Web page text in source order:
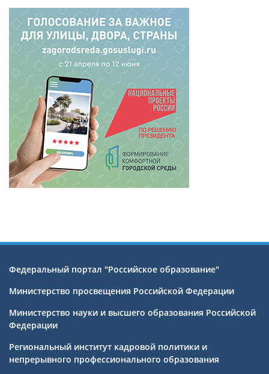
Федеральный портал "Российское образование"
Министерство просвещения Российской Федерации
Министерство науки и высшего образования Российской
Федерации
Региональный институт кадровой политики и
непрерывного профессионального образования